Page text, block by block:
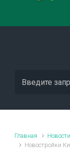
Главная
Новости
Новостройки